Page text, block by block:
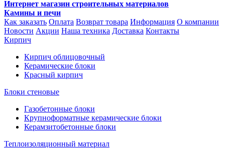
Интернет магазин строительных материалов
Камины и печи
Как заказать Оплата Возврат товара Информация О компании
Новости Акции Наша техника Доставка Контакты
Кирпич
Кирпич облицовочный
Керамические блоки
Красный кирпич
Блоки стеновые
Газобетонные блоки
Крупноформатные керамические блоки
Керамзитобетонные блоки
Теплоизоляционный материал